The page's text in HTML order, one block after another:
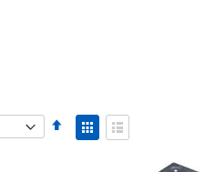
Par
ordre
Afficher
en